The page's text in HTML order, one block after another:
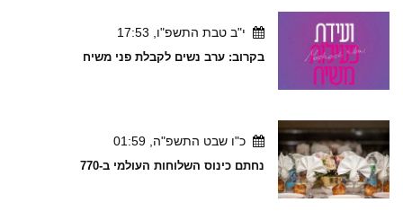
י"ב טבת התשפ"ו, 17:53
בקרוב: ערב נשים לקבלת פני משיח
כ"ו שבט התשפ"ה, 01:59
נחתם כינוס השלוחות העולמי ב-770